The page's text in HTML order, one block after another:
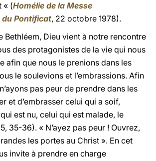
« (Homélie de la Messe
du Pontificat, 22 octobre 1978).
Bethléem, Dieu vient à notre rencontre
des protagonistes de la vie qui nous
afin que nous le prenions dans les
le soulevions et l’embrassions. Afin
pas peur de prendre dans les
et d’embrasser celui qui a soif,
est nu, celui qui est malade, le
35-36). « N’ayez pas peur ! Ouvrez,
les portes au Christ ». En cet
invite à prendre en charge